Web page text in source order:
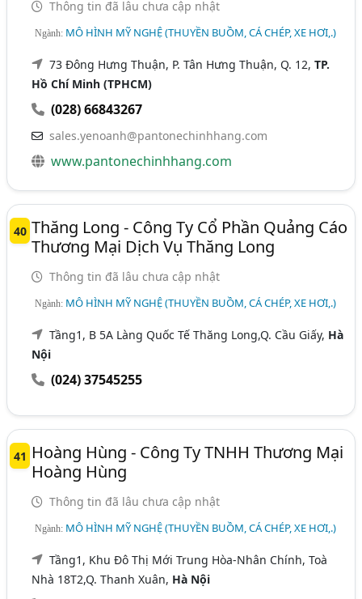
Thông tin đã lâu chưa cập nhật
Ngành: MÔ HÌNH MỸ NGHỆ (THUYỀN BUỒM, CÁ CHÉP, XE HƠI,.)
73 Đông Hưng Thuận, P. Tân Hưng Thuận, Q. 12,TP.
Hồ Chí Minh (TPHCM)
(028) 66843267
sales.yenoanh@pantonechinhhang.com
www.pantonechinhhang.com
40 Thăng Long - Công Ty Cổ Phần Quảng Cáo
Thương Mại Dịch Vụ Thăng Long
Thông tin đã lâu chưa cập nhật
Ngành: MÔ HÌNH MỸ NGHỆ (THUYỀN BUỒM, CÁ CHÉP, XE HƠI,.)
Tầng1, B 5A Làng Quốc Tế Thăng Long,Q. Cầu Giấy, Hà
Nội
(024) 37545255
41 Hoàng Hùng - Công Ty TNHH Thương Mại
Hoàng Hùng
Thông tin đã lâu chưa cập nhật
Ngành: MÔ HÌNH MỸ NGHỆ (THUYỀN BUỒM, CÁ CHÉP, XE HƠI,.)
Tầng1, Khu Đô Thị Mới Trung Hòa-Nhân Chính, Toà
Nhà 18T2,Q. Thanh Xuân, Hà Nội